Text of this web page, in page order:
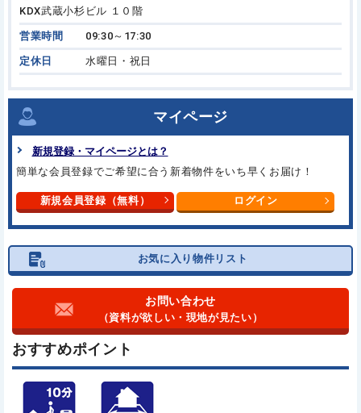
KDX武蔵小杉ビル １０階
営業時間 09:30～17:30
定休日 水曜日・祝日
マイページ
新規登録・マイページとは？
簡単な会員登録でご希望に合う 新着物件をいち早くお届け！
新規会員登録（無料） ログイン
お気に入り物件リスト
お問い合わせ
（資料が欲しい・現地が見たい）
おすすめポイント